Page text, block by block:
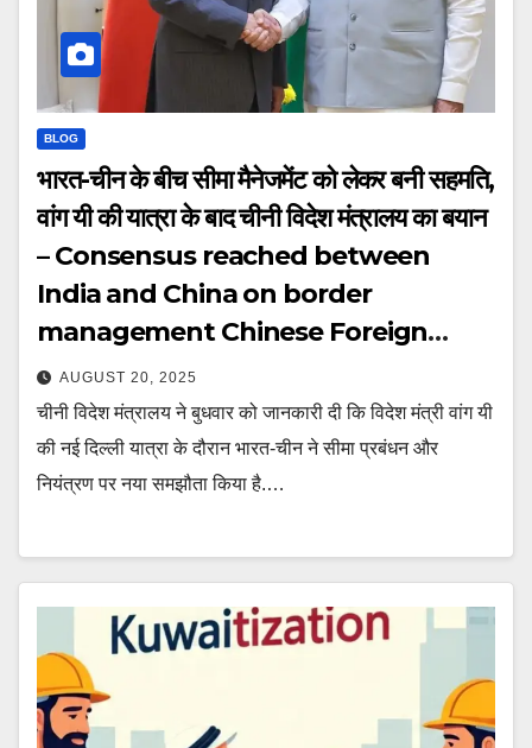
BLOG
भारत-चीन के बीच सीमा मैनेजमेंट को लेकर बनी सहमति,
वांग यी की यात्रा के बाद चीनी विदेश मंत्रालय का बयान
– Consensus reached between
India and China on border
management Chinese Foreign
Ministry statement after Wang Yi
visit ntc
AUGUST 20, 2025
चीनी विदेश मंत्रालय ने बुधवार को जानकारी दी कि विदेश मंत्री वांग यी
की नई दिल्ली यात्रा के दौरान भारत-चीन ने सीमा प्रबंधन और
नियंत्रण पर नया समझौता किया है.…